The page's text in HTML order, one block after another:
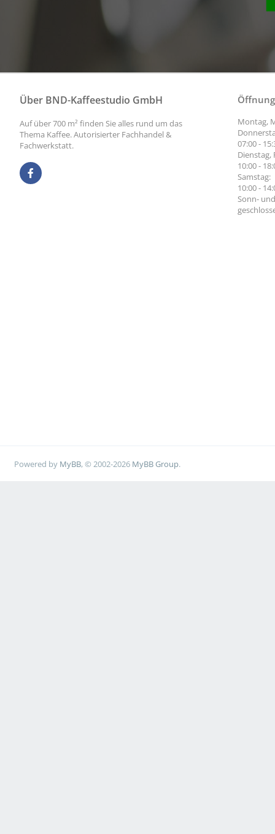
Über BND-Kaffeestudio GmbH
Auf über 700 m² finden Sie alles rund um das
Thema Kaffee. Autorisierter Fachhandel &
Fachwerkstatt.
Montag,
07:00 -
Dienstag,
10:00 -
Samstag:
10:00 -
Sonn-
Powered by MyBB, © 2002-2026 MyBB Group.